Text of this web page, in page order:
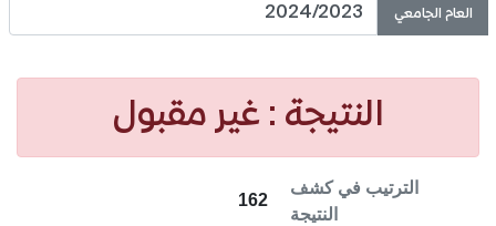
العام الجامعي 2024/2023
النتيجة: غير مقبول
الترتيب في كشف
النتيجة
162